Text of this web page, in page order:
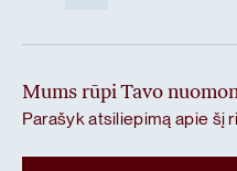
Mums rūpi Tavo
Parašyk atsiliepimą apie šį